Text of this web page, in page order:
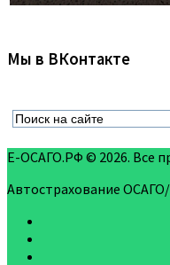
Мы в ВКонтакте
Е-ОСАГО.РФ © 2026. Все
Автострахование